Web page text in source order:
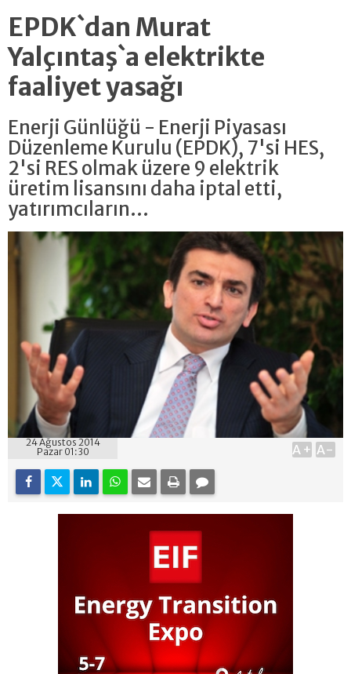
EPDK`dan Murat
Yalçıntaş`a elektrikte
faaliyet yasağı
Enerji Günlüğü - Enerji Piyasası
Düzenleme Kurulu (EPDK), 7'si HES,
2'si RES olmak üzere 9 elektrik
üretim lisansını daha iptal etti,
yatırımcıların...
24 Ağustos 2014
Pazar 01:30
A+ A-